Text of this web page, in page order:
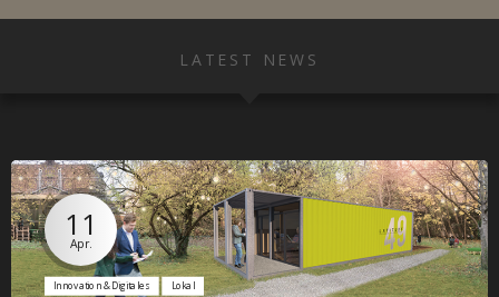
LATEST NEWS
11
Apr.
Innovation & Digitales Lokal